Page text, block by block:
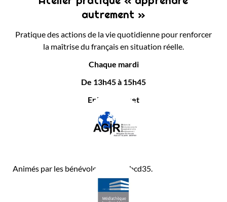
autrement »
Pratique des actions de la vie quotidienne pour renforcer
la maîtrise du français en situation réelle.
Chaque mardi
De 13h45 à 15h45
Epi Condorcet
Animés par les bénévoles d’Agir Abcd35.